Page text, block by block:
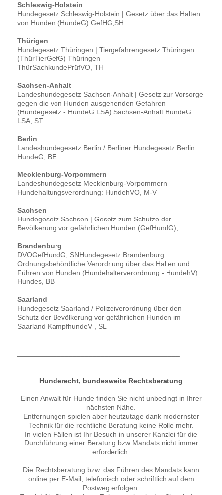
Schleswig-Holstein
Hundegesetz Schleswig-Holstein | Gesetz über das Halten
von Hunden (HundeG) GefHG,SH
Thürigen
Hundegesetz Thüringen | Tiergefahrengesetz Thüringen
(ThürTierGefG) Thüringen
ThürSachkundePrüfVO, TH
Sachsen-Anhalt
Landeshundegesetz Sachsen-Anhalt | Gesetz zur Vorsorge
gegen die von Hunden ausgehenden Gefahren
(Hundegesetz - HundeG LSA) Sachsen-Anhalt HundeG
LSA, ST
Berlin
Landeshundegesetz Berlin / Berliner Hundegesetz Berlin
HundeG, BE
Mecklenburg-Vorpommern
Landeshundegesetz Mecklenburg-Vorpommern
Hundehaltungsverordnung: HundehVO, M-V
Sachsen
Hundegesetz Sachsen | Gesetz zum Schutze der
Bevölkerung vor gefährlichen Hunden (GefHundG),
Brandenburg
DVOGefHundG, SNHundegesetz Brandenburg :
Ordnungsbehördliche Verordnung über das Halten und
Führen von Hunden (Hundehalterverordnung - HundehV)
Hundes, BB
Saarland
Hundegesetz Saarland / Polizeiverordnung über den
Schutz der Bevölkerung vor gefährlichen Hunden im
Saarland KampfhundeV , SL
Hunderecht, bundesweite Rechtsberatung
Einen Anwalt für Hunde finden Sie nicht unbedingt in Ihrer
nächsten Nähe.
Entfernungen spielen aber heutzutage dank modernster
Technik für die rechtliche Beratung keine Rolle mehr.
In vielen Fällen ist Ihr Besuch in unserer Kanzlei für die
Durchführung einer Beratung bzw Mandats nicht immer
erforderlich.
Die Rechtsberatung bzw. das Führen des Mandats kann
online per E-Mail, telefonisch oder schriftlich auf dem
Postweg erfolgen.